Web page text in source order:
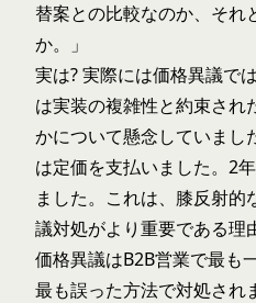
替案との比較なのか、それ
か。」
実は? 実際には価格異議で
は実装の複雑性と約束され
かについて懸念していまし
は定価を支払いました。2
ました。これは、膝反射的
議対処がより重要である理
価格異議はB2B営業で最も
最も誤った方法で対処され